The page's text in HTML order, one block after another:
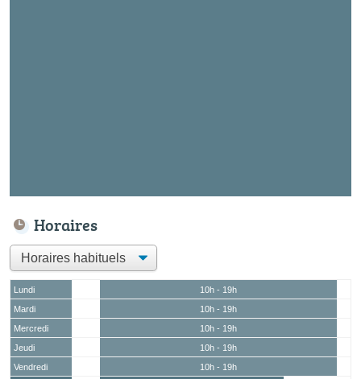
Horaires
Lundi
10h - 19h
Mardi
10h - 19h
Mercredi
10h - 19h
Jeudi
10h - 19h
Vendredi
10h - 19h